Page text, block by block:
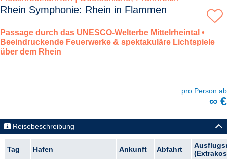
Rhein Symphonie: Rhein in Flammen
Passage durch das UNESCO-Welterbe Mittelrheintal •
Beeindruckende Feuerwerke & spektakuläre Lichtspiele
über dem Rhein
pro Person ab
∞ €
Reisebeschreibung
Tag Hafen Ankunft Abfahrt